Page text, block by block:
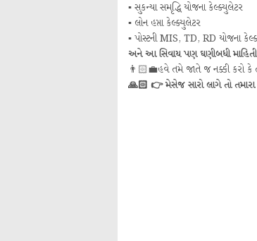
▪️ સુકન્યા સમૃદ્ધિ યોજના કેલ્ક્યુલેટર
▪️ લોન હપ્તા કેલ્ક્યુલેટર
▪️ પોસ્ટની MIS, TD, RD યોજના
અને આ સિવાય પણ ઘણીબધી માહિતી
👨🏻‍💼હવે તમે જાતે જ નક્કી કરો કે
🙏🏻 👉 મેસેજ સારો લાગે તો તમારા